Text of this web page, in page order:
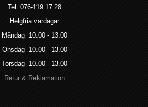
Tel: 076-119 17 28
Helgfria vardagar
Måndag 10.00 - 13.00
Onsdag 10.00 - 13.00
Torsdag 10.00 - 13.00
Retur & Reklamation